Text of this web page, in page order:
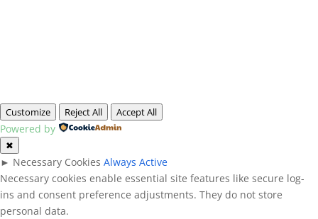
Customize Reject All Accept All
Powered by
✖
► Necessary Cookies Always Active
Necessary cookies enable essential site features like secure log-
ins and consent preference adjustments. They do not store
personal data.